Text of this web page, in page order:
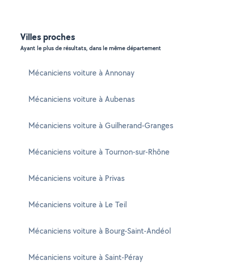
Villes proches
Ayant le plus de résultats, dans le même département
Mécaniciens voiture à Annonay
Mécaniciens voiture à Aubenas
Mécaniciens voiture à Guilherand-Granges
Mécaniciens voiture à Tournon-sur-Rhône
Mécaniciens voiture à Privas
Mécaniciens voiture à Le Teil
Mécaniciens voiture à Bourg-Saint-Andéol
Mécaniciens voiture à Saint-Péray